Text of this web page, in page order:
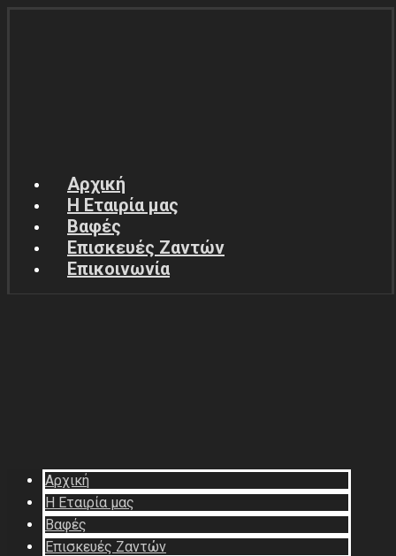
Αρχική
Η Εταιρία μας
Βαφές
Επισκευές Ζαντών
Επικοινωνία
Αρχική
Η Εταιρία μας
Βαφές
Επισκευές Ζαντών